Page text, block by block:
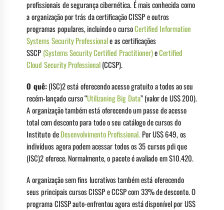
profissionais de segurança cibernética. É mais conhecida como
a organização por trás da certificação CISSP e outros
programas populares, incluindo o cursoCertified Information
Systems Security Professionale as certificações
SSCP (Systems Security Certified Practitioner)eCertified
Cloud Security Professional(CCSP).
O quê:(ISC)2 está oferecendo acesso gratuito a todos ao seu
recém-lançado curso “Utilizaning Big Data” (valor de US$ 200).
A organização também está oferecendo um passe de acesso
total com desconto para todo o seu catálogo de cursos do
Instituto deDesenvolvimento Profissional. Por US$ 649, os
indivíduos agora podem acessar todos os 35 cursos pdi que
(ISC)2 oferece. Normalmente, o pacote é avaliado em $10.420.
A organização sem fins lucrativos também está oferecendo
seus principais cursos CISSP e CCSP com 33% de desconto. O
programa CISSP auto-enfrentou agora está disponível por US$